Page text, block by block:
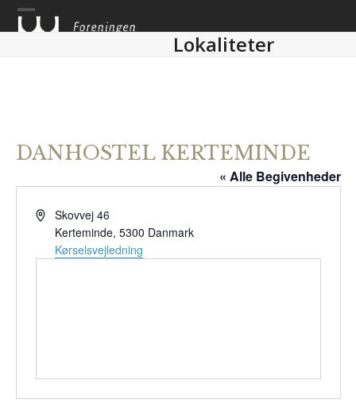
Skip
to
Lokaliteter
DANHOSTEL KERTEMINDE
« Alle Begivenheder
AdresseSkovvej 46
Kerteminde, 5300 Danmark
Kørselsvejledning